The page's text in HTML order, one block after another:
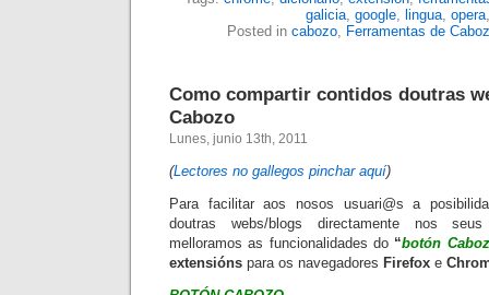
galicia, google, lingua, opera
Posted in cabozo, Ferramentas de
Como compartir contidos doutras
Cabozo
Lunes, junio 13th, 2011
(Lectores no gallegos pinchar aquí)
Para facilitar aos nosos usuari@s a
doutras webs/blogs directamente nos
melloramos as funcionalidades do “botón
extensións para os navegadores Firefox e